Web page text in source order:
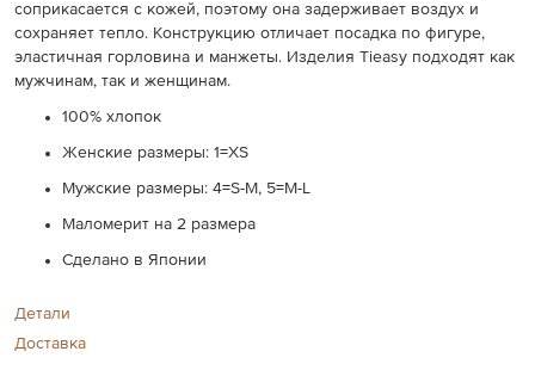
соприкасается с кожей, поэтому она задерживает воздух и
сохраняет тепло. Конструкцию отличает посадка по фигуре,
эластичная горловина и манжеты. Изделия Tieasy подходят как
мужчинам, так и женщинам.
100% хлопок
Женские размеры: 1=XS
Мужские размеры: 4=S-M, 5=M-L
Маломерит на 2 размера
Сделано в Японии
Детали
Доставка